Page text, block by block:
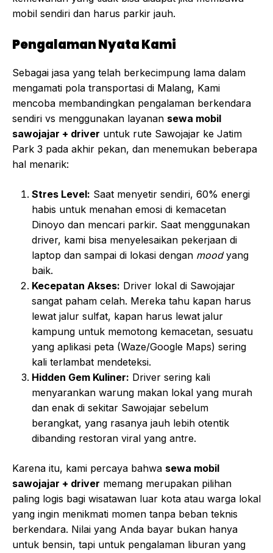
mobil sendiri dan harus parkir jauh.
Pengalaman Nyata Kami
Sebagai jasa yang telah berkecimpung lama dalam
mengamati pola transportasi di Malang, Kami
mencoba membandingkan pengalaman berkendara
sendiri vs menggunakan layanan sewa mobil
sawojajar + driver untuk rute Sawojajar ke Jatim
Park 3 pada akhir pekan, dan menemukan beberapa
hal menarik:
Stres Level: Saat menyetir sendiri, 60% energi
habis untuk menahan emosi di kemacetan
Dinoyo dan mencari parkir. Saat menggunakan
driver, kami bisa menyelesaikan pekerjaan di
laptop dan sampai di lokasi dengan moodyang
baik.
Kecepatan Akses: Driver lokal di Sawojajar
sangat paham celah. Mereka tahu kapan harus
lewat jalur sulfat, kapan harus lewat jalur
kampung untuk memotong kemacetan, sesuatu
yang aplikasi peta (Waze/Google Maps) sering
kali terlambat mendeteksi.
Hidden Gem Kuliner: Driver sering kali
menyarankan warung makan lokal yang murah
dan enak di sekitar Sawojajar sebelum
berangkat, yang rasanya jauh lebih otentik
dibanding restoran viral yang antre.
Karena itu, kami percaya bahwa sewa mobil
sawojajar + driver memang merupakan pilihan
paling logis bagi wisatawan luar kota atau warga lokal
yang ingin menikmati momen tanpa beban teknis
berkendara. Nilai yang Anda bayar bukan hanya
untuk bensin, tapi untuk pengalaman liburan yang